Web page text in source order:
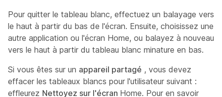
Pour quitter le tableau blanc, effectuez un balayage vers
le haut à partir du bas de l'écran. Ensuite, choisissez une
autre application ou l'écran Home, ou balayez à nouveau
vers le haut à partir du tableau blanc minature en bas.
Si vous êtes sur un appareil partagé , vous devez
effacer les tableaux blancs pour l'utilisateur suivant :
effleurez Nettoyez sur l'écran Home. Pour en savoir